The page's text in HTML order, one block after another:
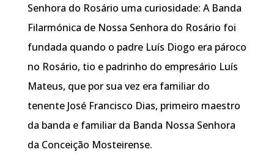
Senhora do Rosário uma curiosidade: A Banda
Filarmónica de Nossa Senhora do Rosário foi
fundada quando o padre Luís Diogo era pároco
no Rosário, tio e padrinho do empresário Luís
Mateus, que por sua vez era familiar do
tenente José Francisco Dias, primeiro maestro
da banda e familiar da Banda Nossa Senhora
da Conceição Mosteirense.